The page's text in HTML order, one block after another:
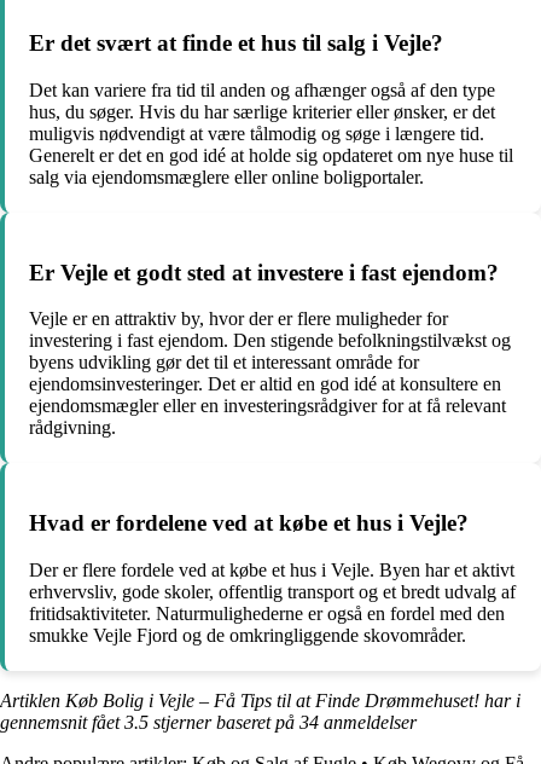
Er det svært at finde et hus til salg i Vejle?
Det kan variere fra tid til anden og afhænger også af den type
hus, du søger. Hvis du har særlige kriterier eller ønsker, er det
muligvis nødvendigt at være tålmodig og søge i længere tid.
Generelt er det en god idé at holde sig opdateret om nye huse til
salg via ejendomsmæglere eller online boligportaler.
Er Vejle et godt sted at investere i fast ejendom?
Vejle er en attraktiv by, hvor der er flere muligheder for
investering i fast ejendom. Den stigende befolkningstilvækst og
byens udvikling gør det til et interessant område for
ejendomsinvesteringer. Det er altid en god idé at konsultere en
ejendomsmægler eller en investeringsrådgiver for at få relevant
rådgivning.
Hvad er fordelene ved at købe et hus i Vejle?
Der er flere fordele ved at købe et hus i Vejle. Byen har et aktivt
erhvervsliv, gode skoler, offentlig transport og et bredt udvalg af
fritidsaktiviteter. Naturmulighederne er også en fordel med den
smukke Vejle Fjord og de omkringliggende skovområder.
Artiklen Køb Bolig i Vejle – Få Tips til at Finde Drømmehuset! har i
gennemsnit fået3.5 stjerner baseret på 34 anmeldelser